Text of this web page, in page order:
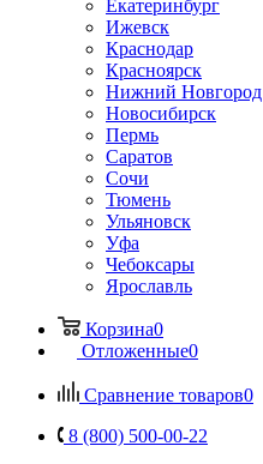
Екатеринбург
Ижевск
Краснодар
Красноярск
Нижний Новгород
Новосибирск
Пермь
Саратов
Сочи
Тюмень
Ульяновск
Уфа
Чебоксары
Ярославль
Корзина0
Отложенные0
Сравнение товаров0
8 (800) 500-00-22